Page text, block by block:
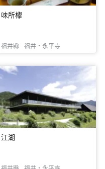
味所欅
福井縣 福井・永平寺
江湖